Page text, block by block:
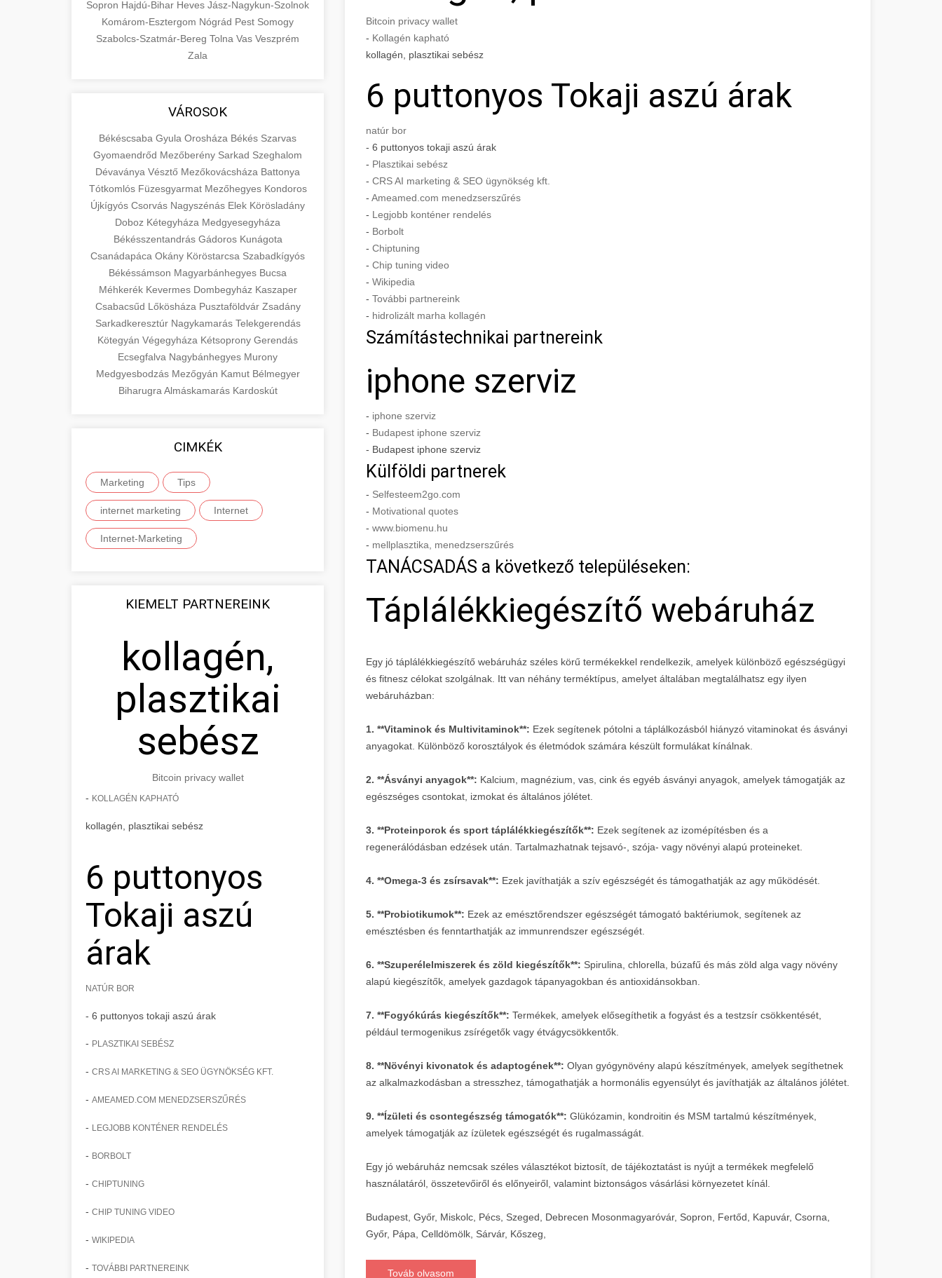
Sopron Hajdú-Bihar Heves Jász-Nagykun-Szolnok
Komárom-Esztergom Nógrád Pest Somogy
Szabolcs-Szatmár-Bereg Tolna Vas Veszprém
Zala
VÁROSOK
Békéscsaba Gyula Orosháza Békés Szarvas
Gyomaendrőd Mezőberény Sarkad Szeghalom
Dévaványa Vésztő Mezőkovácsháza Battonya
Tótkomlós Füzesgyarmat Mezőhegyes Kondoros
Újkígyós Csorvás Nagyszénás Elek Körösladány
Doboz Kétegyháza Medgyesegyháza
Békésszentandrás Gádoros Kunágota
Csanádapáca Okány Köröstarcsa Szabadkígyós
Békéssámson Magyarbánhegyes Bucsa
Méhkerék Kevermes Dombegyház Kaszaper
Csabacsűd Lőkösháza Pusztaföldvár Zsadány
Sarkadkeresztúr Nagykamarás Telekgerendás
Kötegyán Végegyháza Kétsoprony Gerendás
Ecsegfalva Nagybánhegyes Murony
Medgyesbodzás Mezőgyán Kamut Bélmegyer
Biharugra Almáskamarás Kardoskút
CIMKÉK
Marketing Tips
internet marketing Internet
Internet-Marketing
KIEMELT PARTNEREINK
kollagén,
plasztikai
sebész
Bitcoin privacy wallet
- KOLLAGÉN KAPHATÓ
kollagén, plasztikai sebész
6 puttonyos
Tokaji aszú
árak
NATÚR BOR
- 6 puttonyos tokaji aszú árak
- PLASZTIKAI SEBÉSZ
- CRS AI MARKETING & SEO ÜGYNÖKSÉG KFT.
- AMEAMED.COM MENEDZSERSZŰRÉS
- LEGJOBB KONTÉNER RENDELÉS
- BORBOLT
- CHIPTUNING
- CHIP TUNING VIDEO
- WIKIPEDIA
- TOVÁBBI PARTNEREINK
Bitcoin privacy wallet
- Kollagén kapható
kollagén, plasztikai sebész
6 puttonyos Tokaji aszú árak
natúr bor
- 6 puttonyos tokaji aszú árak
- Plasztikai sebész
- CRS AI marketing & SEO ügynökség kft.
- Ameamed.com menedzserszűrés
- Legjobb konténer rendelés
- Borbolt
- Chiptuning
- Chip tuning video
- Wikipedia
- További partnereink
- hidrolizált marha kollagén
Számítástechnikai partnereink
iphone szerviz
- iphone szerviz
- Budapest iphone szerviz
- Budapest iphone szerviz
Külföldi partnerek
- Selfesteem2go.com
- Motivational quotes
- www.biomenu.hu
- mellplasztika, menedzserszűrés
TANÁCSADÁS a következő településeken:
Táplálékkiegészítő webáruház
Egy jó táplálékkiegészítő webáruház széles körű termékekkel rendelkezik, amelyek különböző egészségügyi
és fitnesz célokat szolgálnak. Itt van néhány terméktípus, amelyet általában megtalálhatsz egy ilyen
webáruházban:
1. **Vitaminok és Multivitaminok**: Ezek segítenek pótolni a táplálkozásból hiányzó vitaminokat és ásványi
anyagokat. Különböző korosztályok és életmódok számára készült formulákat kínálnak.
2. **Ásványi anyagok**: Kalcium, magnézium, vas, cink és egyéb ásványi anyagok, amelyek támogatják az
egészséges csontokat, izmokat és általános jólétet.
3. **Proteinporok és sport táplálékkiegészítők**: Ezek segítenek az izomépítésben és a
regenerálódásban edzések után. Tartalmazhatnak tejsavó-, szója- vagy növényi alapú proteineket.
4. **Omega-3 és zsírsavak**: Ezek javíthatják a szív egészségét és támogathatják az agy működését.
5. **Probiotikumok**: Ezek az emésztőrendszer egészségét támogató baktériumok, segítenek az
emésztésben és fenntarthatják az immunrendszer egészségét.
6. **Szuperélelmiszerek és zöld kiegészítők**: Spirulina, chlorella, búzafű és más zöld alga vagy növény
alapú kiegészítők, amelyek gazdagok tápanyagokban és antioxidánsokban.
7. **Fogyókúrás kiegészítők**: Termékek, amelyek elősegíthetik a fogyást és a testzsír csökkentését,
például termogenikus zsírégetők vagy étvágycsökkentők.
8. **Növényi kivonatok és adaptogének**: Olyan gyógynövény alapú készítmények, amelyek segíthetnek
az alkalmazkodásban a stresszhez, támogathatják a hormonális egyensúlyt és javíthatják az általános jólétet.
9. **Ízületi és csontegészség támogatók**: Glükózamin, kondroitin és MSM tartalmú készítmények,
amelyek támogatják az ízületek egészségét és rugalmasságát.
Egy jó webáruház nemcsak széles választékot biztosít, de tájékoztatást is nyújt a termékek megfelelő
használatáról, összetevőiről és előnyeiről, valamint biztonságos vásárlási környezetet kínál.
Budapest, Győr, Miskolc, Pécs, Szeged, Debrecen Mosonmagyaróvár, Sopron, Fertőd, Kapuvár, Csorna,
Győr, Pápa, Celldömölk, Sárvár, Kőszeg,
Továb olvasom